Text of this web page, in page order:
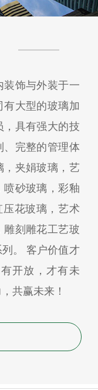
装饰与外装于一
有大型的玻璃加
，具有强大的技
、完整的管理体
，夹娟玻璃，艺
喷砂玻璃，彩釉
花玻璃，艺术
雕刻雕花工艺玻
。 客户价值才
开放，才有未
共赢未来！